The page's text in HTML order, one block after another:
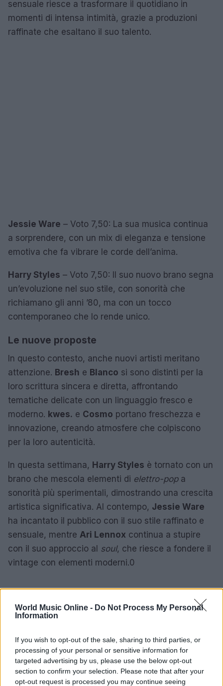
World Music Online - Do Not Process My Personal
Information
If you wish to opt-out of the sale, sharing to third parties, or
processing of your personal or sensitive information for
targeted advertising by us, please use the below opt-out
section to confirm your selection. Please note that after your
opt-out request is processed you may continue seeing
sensuale riesce a trasformare il quotidiano in
momenti di intensa intimità, grazie a produzioni
raffinate che esaltano il suo talento.
Jessie Ware – Voto 7,50: La sua musica continua
a sorprendere, con un mix di eleganza e tensione
emotiva che fa vibrare le corde dell’anima.
Harry Styles – Voto 7,50: Il suo nuovo brano segna
un’evoluzione nel suo stile, con sonorità che
richiamano gli anni ’80, ma con un tocco
contemporaneo che lo rende unico.
Le nuove proposte
In questo contesto, anche nuovi artisti meritano
attenzione. Bresh e Blanco si sono distinti per la
loro scrittura sincera e diretta, affrontando
tematiche delicate con un linguaggio fresco e
moderno. kwes. e Cosmo portano freschezza e
innovazione, creando atmosfere che colpiscono
per la loro autenticità.
In questa settimana, Harry Styles è tornato con un
brano che mescola elementi di elettro-popa
sonorità più sperimentali, dimostrando una crescita
artistica significativa. Al contempo, Jessie Ware
ha incantato il pubblico con il suo stile raffinato e
sensuale, mentre Ari Lennox continua a stupire
con il suo approccio al soul, che riesce a fondere il
vintage con elementi moderni.0
AUTORE
Redazione